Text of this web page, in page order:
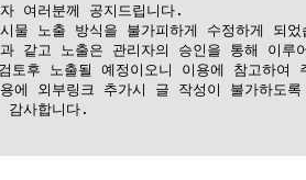
여러분께 공지드립니다.
물 노출 방식을 불가피하게 수정하게 되었
같고 노출은 관리자의 승인을 통해 이루
토후 노출될 예정이오니 이용에 참고하여
에 외부링크 추가시 글 작성이 불가하도
사합니다.